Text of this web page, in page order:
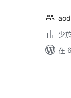
少
在